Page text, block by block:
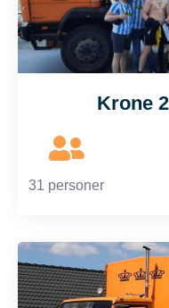
Krone
31 personer